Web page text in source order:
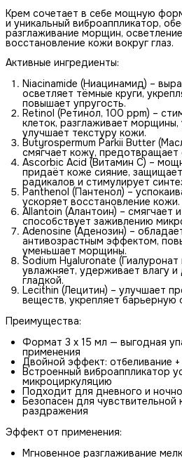
Крем сочетает в себе мощную
и уникальный виброаппликатор,
разглаживание морщин,
восстановление кожи вокруг глаз.
Активные ингредиенты:
Niacinamide (Ниацинамид) –
осветляет тёмные круги,
повышает упругость.
Retinol (Ретинол, 100 ppm) –
клеток, разглаживает морщины,
улучшает текстуру кожи.
Butyrospermum Parkii Butter
смягчает кожу, предотвращает
Ascorbic Acid (Витамин C) –
придаёт коже сияние,
радикалов и стимулирует
Panthenol (Пантенол) –
ускоряет восстановление кожи.
Allantoin (Алантоин) – смягчает
способствует заживлению
Adenosine (Аденозин) –
антивозрастным эффектом,
уменьшает морщины.
Sodium Hyaluronate (Гиалуронат
увлажняет, удерживает влагу
гладкой.
Lecithin (Лецитин) – улучшает
веществ, укрепляет барьерную
Преимущества:
Формат 3 х 15 мл — выгодная
применения
Двойной эффект: отбеливание
Встроенный виброаппликатор
микроциркуляцию
Подходит для дневного и
Безопасен для чувствительной
раздражения
Эффект от применения:
Мгновенное разглаживание